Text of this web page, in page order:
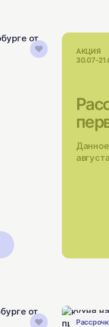
АКЦИЯ
30.07-